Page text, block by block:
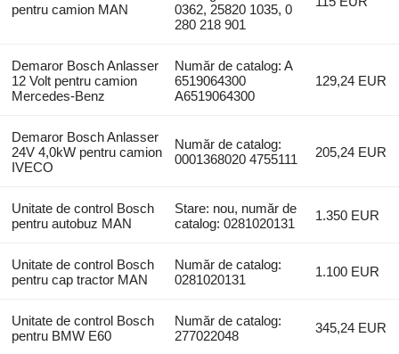
pentru camion MAN
0362, 25820 1035, 0
280 218 901
Demaror Bosch Anlasser
12 Volt pentru camion
Mercedes-Benz
Număr de catalog: A
6519064300
A6519064300
129,24 EUR
Demaror Bosch Anlasser
24V 4,0kW pentru camion
IVECO
Număr de catalog:
0001368020 4755111
205,24 EUR
Unitate de control Bosch
pentru autobuz MAN
Stare: nou, număr de
catalog: 0281020131
1.350 EUR
Unitate de control Bosch
pentru cap tractor MAN
Număr de catalog:
0281020131
1.100 EUR
Unitate de control Bosch
pentru BMW E60
Număr de catalog:
277022048
345,24 EUR